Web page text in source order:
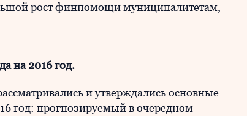
рост финпомощи муниципалитетам,
на 2016 год.
и утверждались основные
год: прогнозируемый в очередном